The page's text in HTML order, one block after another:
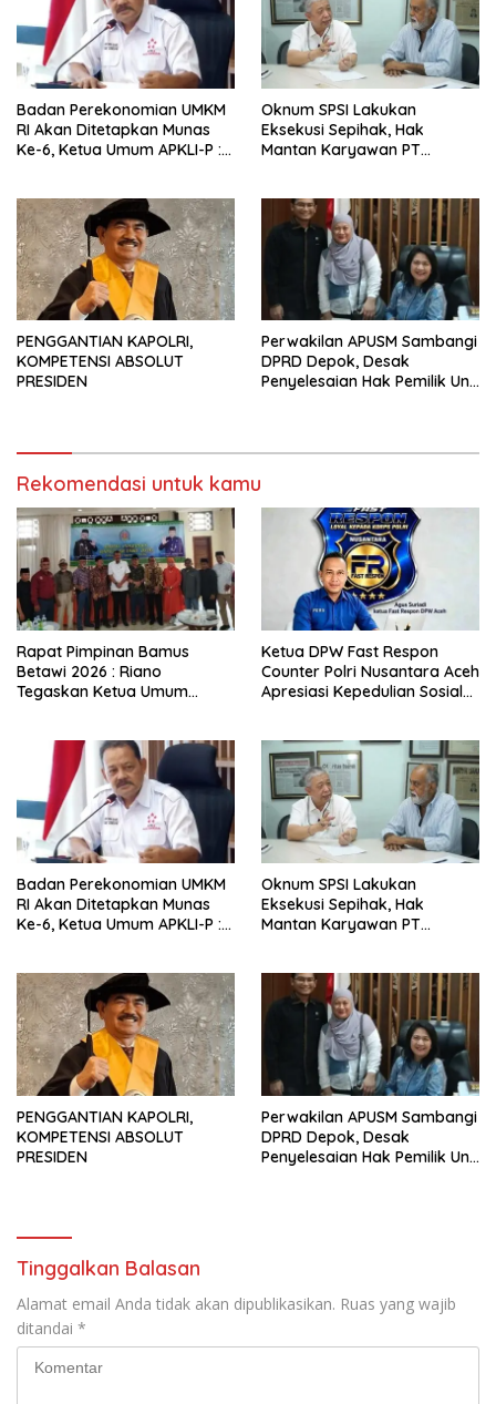
Badan Perekonomian UMKM
RI Akan Ditetapkan Munas
Ke-6, Ketua Umum APKLI-P :
Oknum SPSI Lakukan
Eksekusi Sepihak, Hak
Mantan Karyawan PT
PENGGANTIAN KAPOLRI,
KOMPETENSI ABSOLUT
PRESIDEN
Perwakilan APUSM Sambangi
DPRD Depok, Desak
Penyelesaian Hak Pemilik Unit
Rekomendasi untuk kamu
Rapat Pimpinan Bamus
Betawi 2026 : Riano
Tegaskan Ketua Umum
Ketua DPW Fast Respon
Counter Polri Nusantara Aceh
Apresiasi Kepedulian Sosial
Badan Perekonomian UMKM
RI Akan Ditetapkan Munas
Ke-6, Ketua Umum APKLI-P :
Oknum SPSI Lakukan
Eksekusi Sepihak, Hak
Mantan Karyawan PT
PENGGANTIAN KAPOLRI,
KOMPETENSI ABSOLUT
PRESIDEN
Perwakilan APUSM Sambangi
DPRD Depok, Desak
Penyelesaian Hak Pemilik Unit
Tinggalkan Balasan
Alamat email Anda tidak akan dipublikasikan. Ruas yang wajib
ditandai *